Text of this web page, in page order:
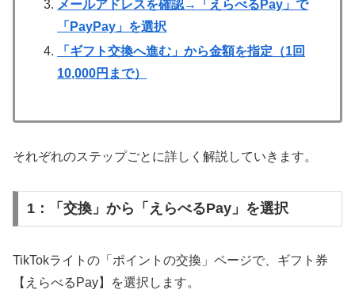
メールアドレスを確認→「えらべるPay」で
「PayPay」を選択
「ギフト交換へ進む」から金額を指定（1回
10,000円まで）
それぞれのステップごとに詳しく解説していきます。
1：「交換」から「えらべるPay」を選択
TikTokライトの「ポイントの交換」ページで、ギフト券
【えらべるPay】を選択します。